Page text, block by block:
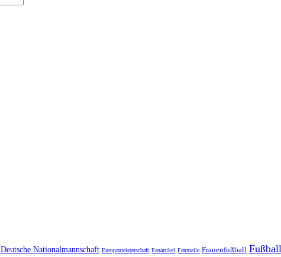
Deutsche Nationalmannschaft Europameisterschaft Fanartikel Fanmeile Frauenfußball